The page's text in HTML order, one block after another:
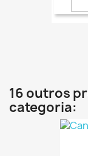
16 outros
categoria: